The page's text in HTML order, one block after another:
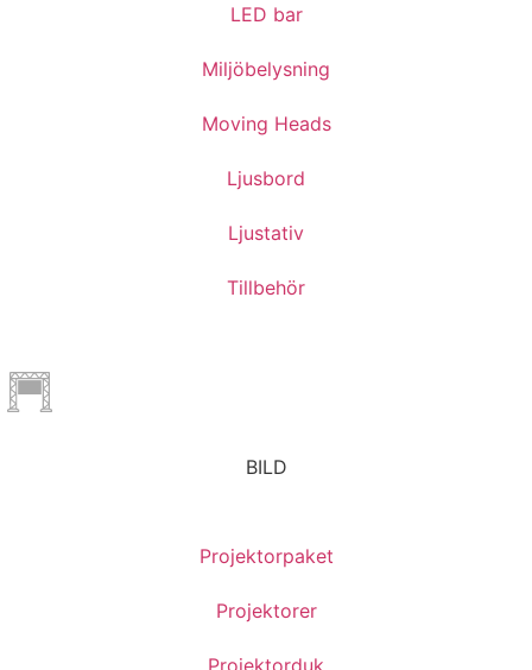
LED bar
Miljöbelysning
Moving Heads
Ljusbord
Ljustativ
Tillbehör
BILD
Projektorpaket
Projektorer
Projektorduk